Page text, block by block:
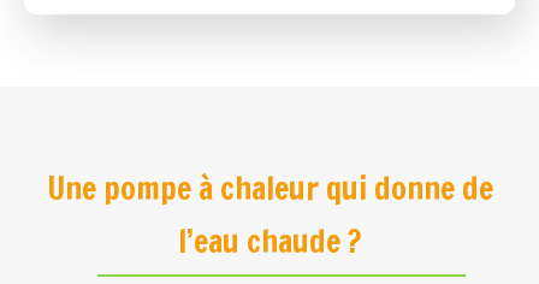
Une pompe à chaleur qui donne de
l’eau chaude ?